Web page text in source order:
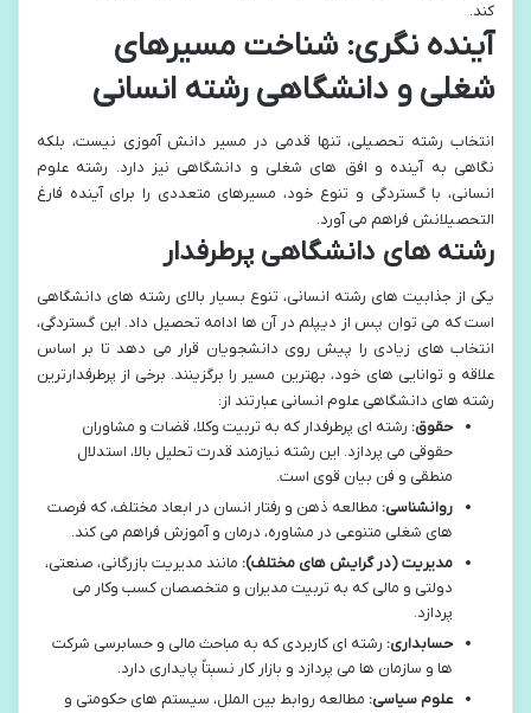
کند.
آینده نگری: شناخت مسیرهای
شغلی و دانشگاهی رشته انسانی
انتخاب رشته تحصیلی، تنها قدمی در مسیر دانش آموزی نیست، بلکه
نگاهی به آینده و افق های شغلی و دانشگاهی نیز دارد. رشته علوم
انسانی، با گستردگی و تنوع خود، مسیرهای متعددی را برای آینده فارغ
التحصیلانش فراهم می آورد.
رشته های دانشگاهی پرطرفدار
یکی از جذابیت های رشته انسانی، تنوع بسیار بالای رشته های دانشگاهی
است که می توان پس از دیپلم در آن ها ادامه تحصیل داد. این گستردگی،
انتخاب های زیادی را پیش روی دانشجویان قرار می دهد تا بر اساس
علاقه و توانایی های خود، بهترین مسیر را برگزینند. برخی از پرطرفدارترین
رشته های دانشگاهی علوم انسانی عبارتند از:
حقوق: رشته ای پرطرفدار که به تربیت وکلا، قضات و مشاوران
حقوقی می پردازد. این رشته نیازمند قدرت تحلیل بالا، استدلال
منطقی و فن بیان قوی است.
روانشناسی: مطالعه ذهن و رفتار انسان در ابعاد مختلف، که فرصت
های شغلی متنوعی در مشاوره، درمان و آموزش فراهم می کند.
مدیریت (در گرایش های مختلف): مانند مدیریت بازرگانی، صنعتی،
دولتی و مالی که به تربیت مدیران و متخصصان کسب وکار می
پردازد.
حسابداری: رشته ای کاربردی که به مباحث مالی و حسابرسی شرکت
ها و سازمان ها می پردازد و بازار کار نسبتاً پایداری دارد.
علوم سیاسی: مطالعه روابط بین الملل، سیستم های حکومتی و